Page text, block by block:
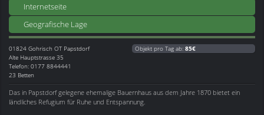
Internetseite
Geografische Lage
01824 Gohrisch OT Papstdorf
Alte Hauptstrasse 35
Telefon: 0177 8844441
23 Betten
Objekt pro Tag ab: 85€
Das in Papstdorf gelegene ehemalige Bauernhaus aus dem Jahre 1870 bietet ein
ländliches Refugium für Ruhe und Entspannung.